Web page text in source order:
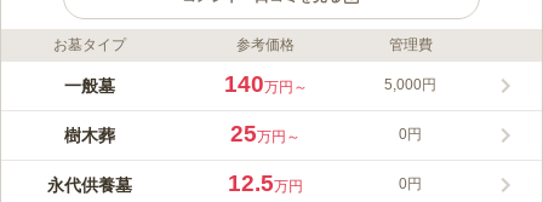
ライフドット編集部のコメント
一面に芝生が敷かれた公園墓地です。 広々とした敷地に季節の
とができます。 園内の風景を楽しめるガラス張りの休憩所をお
完備しており、故人の傍でゆっくりと滞在できるのも嬉しいポイ
なく法要をお願いすることもできます。
お墓タイプ 参考価格 管理費
一般墓 140万円～ 5,000円
樹木葬 25万円～ 0円
永代供養墓 12.5万円 0円